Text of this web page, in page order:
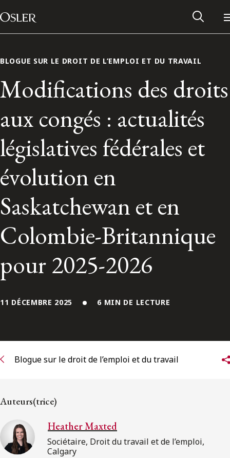
Passer au contenu
Main Navigation
Contactez-nous
ENGLISH
S’abonner aux articles Osler
BLOGUE SUR LE DROIT DE L’EMPLOI ET DU TRAVAIL
Modifications des droits
aux congés : actualités
législatives fédérales et
évolution en
Saskatchewan et en
Colombie-Britannique
pour 2025-2026
11 DÉCEMBRE 2025 6 MIN DE LECTURE
Blogue sur le droit de l’emploi et du travail
Auteurs(trice)
Heather Maxted
Sociétaire, Droit du travail et de l’emploi,
Calgary